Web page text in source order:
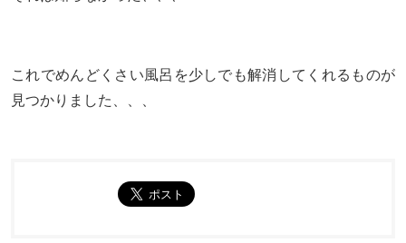
これでめんどくさい風呂を少しでも解消してくれるものが
見つかりました、、、